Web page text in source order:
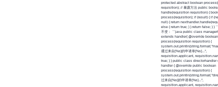
protected abstract boolean
requisition); // 暴露方法 public
handle(requisition requisition) {
process(requisition); if (result) { if
null) { return
else { return true; } } return false; } }
不变： ```java public class
extends handler{ @override boolean
process(requisition requisition) {
system.out.println(string.format(
通过来自[%s]的申请单[%s]...",
requisition.applicant,
true; } } public class directorhandler
handler { @override public boolean
process(requisition requisition) {
system.out.println(string.format(
过来自[%s]的申请单[%s]...",
requisition.applicant,